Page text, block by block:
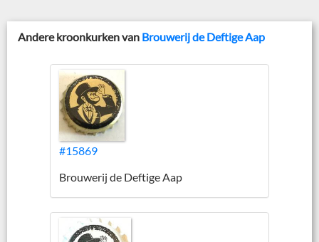
Andere kroonkurken van Brouwerij de Deftige Aap
#15869
Brouwerij de Deftige Aap